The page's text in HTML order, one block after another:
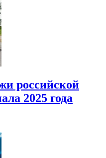
российской
2025 года